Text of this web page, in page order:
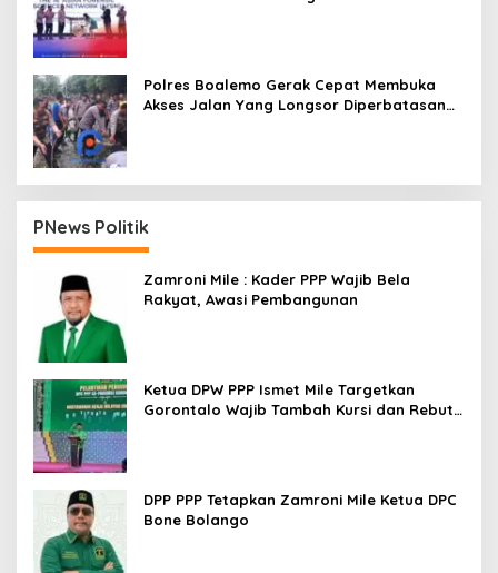
Polres Boalemo Gerak Cepat Membuka
Akses Jalan Yang Longsor Diperbatasan
PNews Politik
Zamroni Mile : Kader PPP Wajib Bela
Rakyat, Awasi Pembangunan
Ketua DPW PPP Ismet Mile Targetkan
Gorontalo Wajib Tambah Kursi dan Rebut
DPP PPP Tetapkan Zamroni Mile Ketua DPC
Bone Bolango